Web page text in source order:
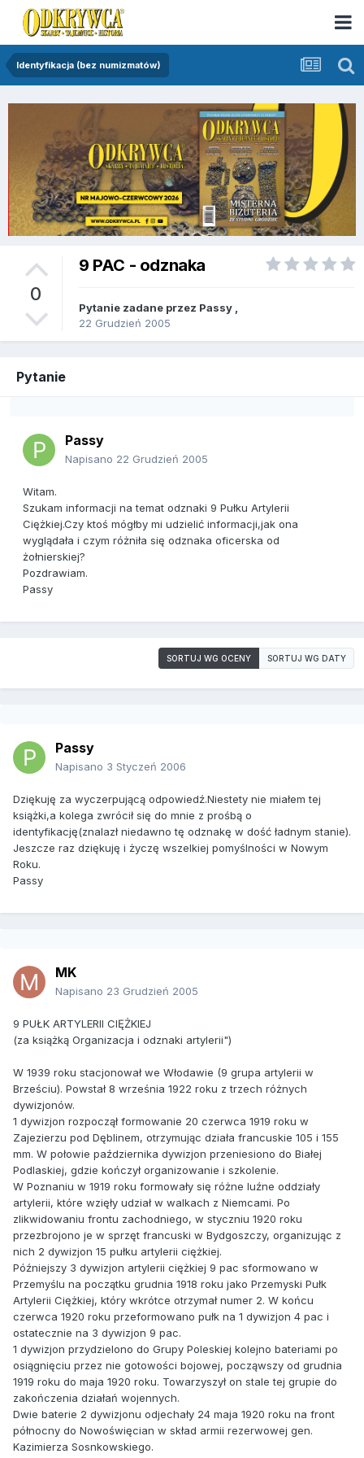
Identyfikacja (bez numizmatów)
0
9 PAC - odznaka
Pytanie zadane przez Passy
22 Grudzień 2005
Pytanie
Passy
Napisano 22 Grudzień 2005
Witam.
Szukam informacji na temat odznaki 9 Pułku Artylerii
Ciężkiej.Czy ktoś mógłby mi udzielić informacji,jak ona
wyglądała i czym różniła się odznaka oficerska od
żołnierskiej?
Pozdrawiam.
Passy
SORTUJ WG OCENY SORTUJ WG DATY
Passy
Napisano 3 Styczeń 2006
Dziękuję za wyczerpującą odpowiedź.Niestety nie miałem tej
książki,a kolega zwrócił się do mnie z prośbą o
identyfikację(znalazł niedawno tę odznakę w dość ładnym stanie).
Jeszcze raz dziękuję i życzę wszelkiej pomyślności w Nowym
Roku.
Passy
MK
Napisano 23 Grudzień 2005
9 PUŁK ARTYLERII CIĘŻKIEJ
(za książką Organizacja i odznaki artylerii")
W 1939 roku stacjonował we Włodawie (9 grupa artylerii w
Brześciu). Powstał 8 września 1922 roku z trzech różnych
dywizjonów.
1 dywizjon rozpoczął formowanie 20 czerwca 1919 roku w
Zajezierzu pod Dęblinem, otrzymując działa francuskie 105 i 155
mm. W połowie października dywizjon przeniesiono do Białej
Podlaskiej, gdzie kończył organizowanie i szkolenie.
W Poznaniu w 1919 roku formowały się różne luźne oddziały
artylerii, które wzięły udział w walkach z Niemcami. Po
zlikwidowaniu frontu zachodniego, w styczniu 1920 roku
przezbrojono je w sprzęt francuski w Bydgoszczy, organizując z
nich 2 dywizjon 15 pułku artylerii ciężkiej.
Późniejszy 3 dywizjon artylerii ciężkiej 9 pac sformowano w
Przemyślu na początku grudnia 1918 roku jako Przemyski Pułk
Artylerii Ciężkiej, który wkrótce otrzymał numer 2. W końcu
czerwca 1920 roku przeformowano pułk na 1 dywizjon 4 pac i
ostatecznie na 3 dywizjon 9 pac.
1 dywizjon przydzielono do Grupy Poleskiej kolejno bateriami po
osiągnięciu przez nie gotowości bojowej, począwszy od grudnia
1919 roku do maja 1920 roku. Towarzyszył on stale tej grupie do
zakończenia działań wojennych.
Dwie baterie 2 dywizjonu odjechały 24 maja 1920 roku na front
północny do Nowoświęcian w skład armii rezerwowej gen.
Kazimierza Sosnkowskiego.